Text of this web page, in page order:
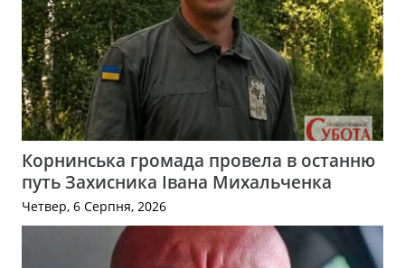
Корнинська громада провела в останню
путь Захисника Івана Михальченка
Четвер, 6 Серпня, 2026